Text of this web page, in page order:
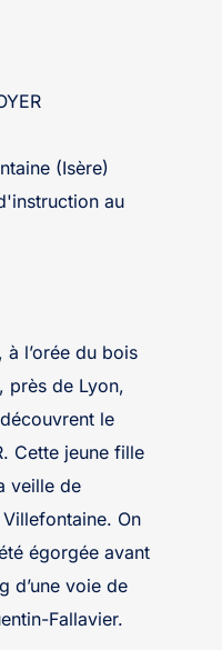
(Isère)
au
l’orée du bois
près de Lyon,
le
Cette jeune fille
veille de
On
égorgée avant
d’une voie de
Fallavier.